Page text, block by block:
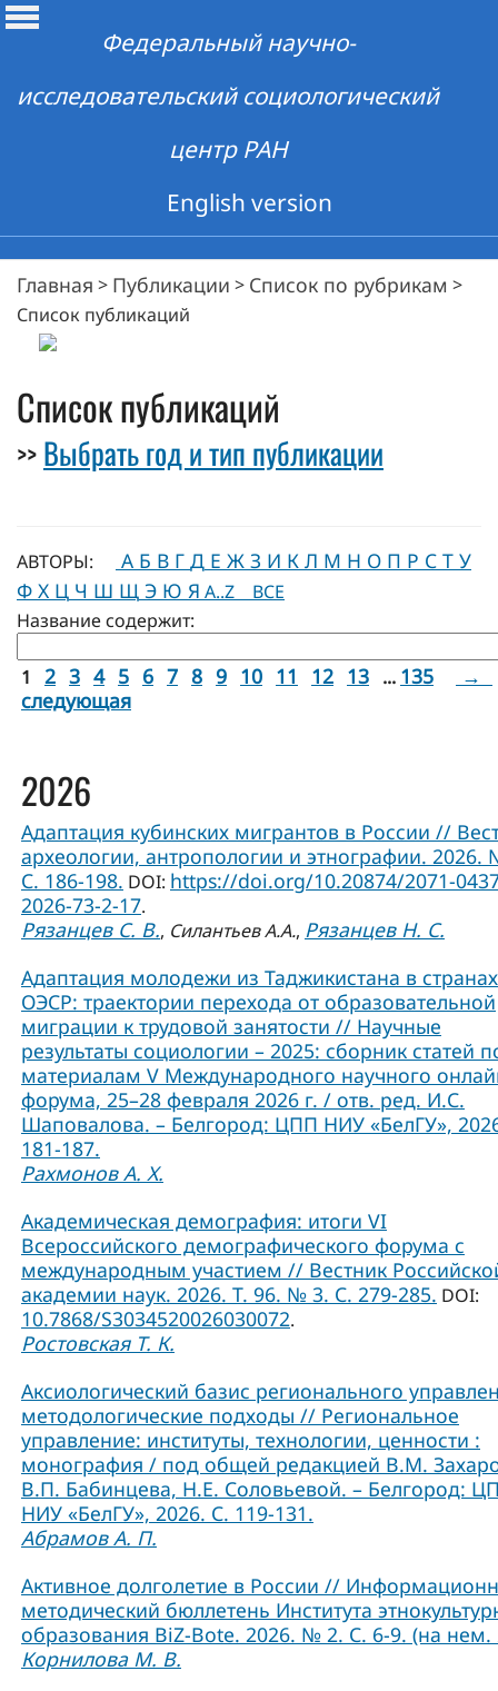
Федеральный научно-
исследовательский социологический
центр РАН
English version
Главная > Публикации > Список по рубрикам >
Список публикаций
Список публикаций
>>Выбрать год и тип публикации
АВТОРЫ: А Б В Г Д Е Ж З И К Л М Н О П Р С Т У
Ф Х Ц Ч Ш Щ Э Ю Я A..Z ВСЕ
Название содержит:
1 2 3 4 5 6 7 8 9 10 11 12 13 ... 135
→
следующая
2026
Адаптация кубинских мигрантов в России //
археологии, антропологии и этнографии. 2026.
С. 186-198. DOI: https://doi.org/10.20874/2071-
2026-73-2-17.
Рязанцев С. В., Силантьев А.А., Рязанцев Н. С.
Адаптация молодежи из Таджикистана в странах
ОЭСР: траектории перехода от образовательной
миграции к трудовой занятости // Научные
результаты социологии – 2025: сборник статей
материалам V Международного научного
форума, 25–28 февраля 2026 г. / отв. ред. И.С.
Шаповалова. – Белгород: ЦПП НИУ «БелГУ»,
181-187.
Рахмонов А. Х.
Академическая демография: итоги VI
Всероссийского демографического форума с
международным участием // Вестник
академии наук. 2026. Т. 96. № 3. С. 279-285. DOI:
10.7868/S3034520026030072.
Ростовская Т. К.
Аксиологический базис регионального
методологические подходы // Региональное
управление: институты, технологии, ценности :
монография / под общей редакцией В.М.
В.П. Бабинцева, Н.Е. Соловьевой. – Белгород:
НИУ «БелГУ», 2026. С. 119-131.
Абрамов А. П.
Активное долголетие в России //
методический бюллетень Института
образования BiZ-Bote. 2026. № 2. С. 6-9. (на нем.
Корнилова М. В.